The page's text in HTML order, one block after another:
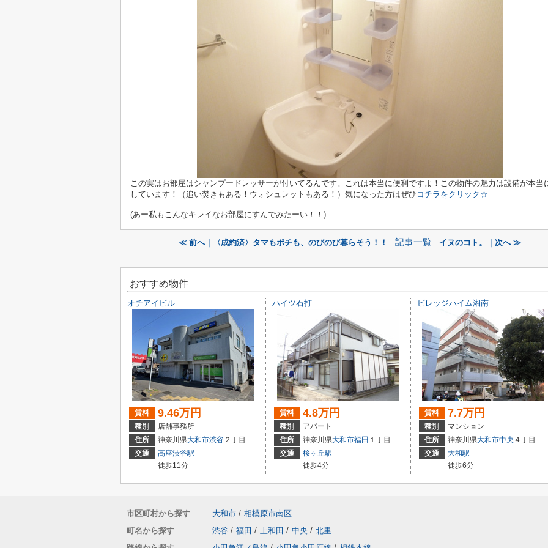
この実はお部屋はシャンプードレッサーが付いてるんです。これは本当に便利ですよ！この物件の魅力は設備が本当
しています！（追い焚きもある！ウォシュレットもある！）気になった方はぜひ コチラをクリック☆
(あー私もこんなキレイなお部屋にすんでみたーい！！)
≪ 前へ｜〈成約済〉タマもポチも、のびのび暮らそう！！ 記事一覧 イヌのコト。｜次へ ≫
おすすめ物件
オチアイビル
賃料 9.46万円
種別
店舗事務所
住所
神奈川県大和市渋谷 ２丁目
交通
高座渋谷駅
徒歩11分
ハイツ石打
賃料 4.8万円
種別
アパート
住所
神奈川県大和市福田 １丁目
交通
桜ヶ丘駅
徒歩4分
ビレッジハイム湘南
賃料 7.7万円
種別
マンション
住所
神奈川県大和市中央４丁目
交通
大和駅
徒歩6分
市区町村から探す 大和市 / 相模原市南区
町名から探す
渋谷 / 福田 / 上和田 / 中央 / 北里